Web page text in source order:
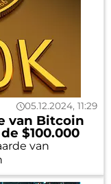
05.12.2024, 11:29
van Bitcoin
$100.000
van